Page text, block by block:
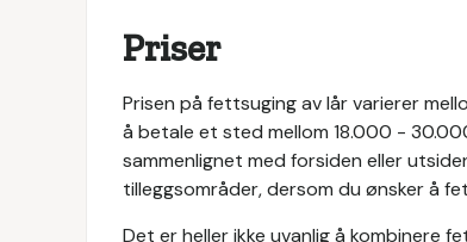
Priser
Prisen på fettsuging av lår varierer
å betale et sted mellom 18.000 -
sammenlignet med forsiden eller
tilleggsområder, dersom du ønsker å
Det er heller ikke uvanlig å kombinere